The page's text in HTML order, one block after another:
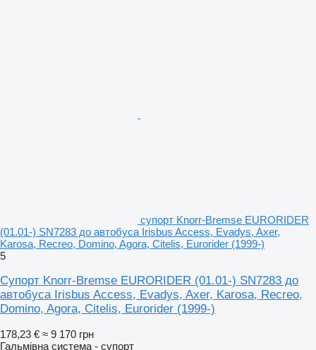
супорт Knorr-Bremse EURORIDER
(01.01-) SN7283 до автобуса Irisbus Access, Evadys, Axer,
Karosa, Recreo, Domino, Agora, Citelis, Eurorider (1999-)
5
Супорт Knorr-Bremse EURORIDER (01.01-) SN7283 до
автобуса Irisbus Access, Evadys, Axer, Karosa, Recreo,
Domino, Agora, Citelis, Eurorider (1999-)
178,23 € ≈ 9 170 грн
Гальмівна система - супорт